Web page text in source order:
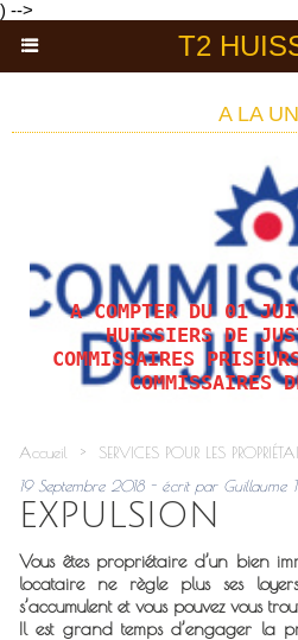
) -->
T2
A LA
A COMPTER DU 01
HUISSIERS DE
COMMISSAIRES
COMMISSAIRES
Accueil >
SERVICES POUR LES
19 Septembre 2018 - écrit par Guillaume
EXPULSION
Vous êtes propriétaire d’un bien
locataire ne règle plus ses
s’accumulent et vous pouvez vous
Il est grand temps d’engager la